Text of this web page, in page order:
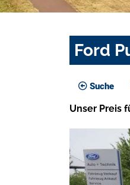
Ford
Suche
Unser Preis